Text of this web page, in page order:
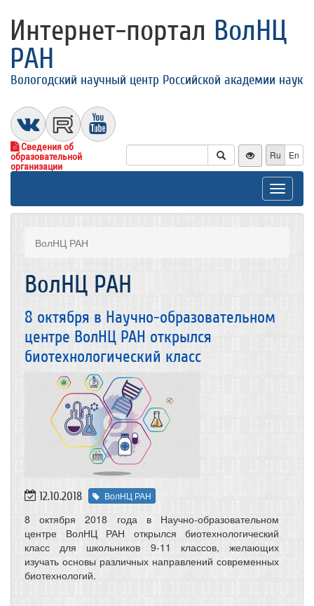
Интернет-портал ВолНЦ
РАН
Вологодский научный центр Российской академии наук
Сведения об
образовательной
организации
Ru En
Toggle
ВолНЦ РАН
ВолНЦ РАН
8 октября в Научно-образовательном
центре ВолНЦ РАН открылся
биотехнологический класс
12.10.2018 ВолНЦ РАН
8 октября 2018 года в Научно-образовательном
центре ВолНЦ РАН открылся биотехнологический
класс для школьников 9-11 классов, желающих
изучать основы различных направлений современных
биотехнологий.